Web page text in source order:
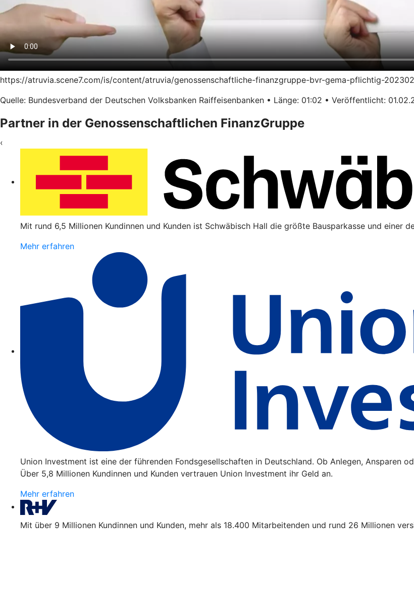
https://atruvia.scene7.com/is/content/atruvia/genossenschaftliche-finanzgruppe-bvr-gema-pflichtig-202302
Quelle: Bundesverband der Deutschen Volksbanken Raiffeisenbanken • Länge: 01:02 • Veröffentlicht:
Partner in der Genossenschaftlichen FinanzGruppe
‹
Mit rund 6,5 Millionen Kundinnen und Kunden ist Schwäbisch Hall die größte Bausparkasse und einer
Mehr erfahren
Union Investment ist eine der führenden Fondsgesellschaften in Deutschland. Ob Anlegen, Ansparen
Über 5,8 Millionen Kundinnen und Kunden vertrauen Union Investment ihr Geld an.
Mehr erfahren
Mit über 9 Millionen Kundinnen und Kunden, mehr als 18.400 Mitarbeitenden und rund 26 Millionen